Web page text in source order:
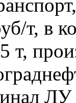
т, в
т,
ЛУ